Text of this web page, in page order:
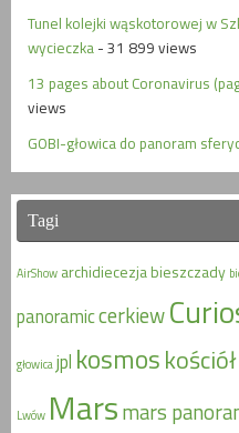
Tunel kolejki wąskotorowej w
wycieczka - 31 899 views
13 pages about Coronavirus
views
GOBI-głowica do panoram
Tagi
AirShow archidiecezjabieszczady
panoramiccerkiew
głowicajpl kosmoskościół
Lwów Marsmars